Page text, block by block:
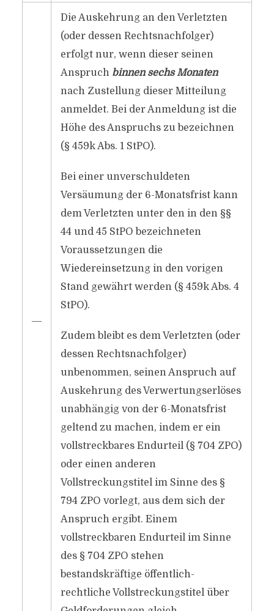
―
Die Auskehrung an den Verletzten
(oder dessen Rechtsnachfolger)
erfolgt nur, wenn dieser seinen
Anspruch binnen sechs Monaten
nach Zustellung dieser Mitteilung
anmeldet. Bei der Anmeldung ist die
Höhe des Anspruchs zu bezeichnen
(§ 459k Abs. 1 StPO).
Bei einer unverschuldeten
Versäumung der 6-Monatsfrist kann
dem Verletzten unter den in den §§
44 und 45 StPO bezeichneten
Voraussetzungen die
Wiedereinsetzung in den vorigen
Stand gewährt werden (§ 459k Abs. 4
StPO).
Zudem bleibt es dem Verletzten (oder
dessen Rechtsnachfolger)
unbenommen, seinen Anspruch auf
Auskehrung des Verwertungserlöses
unabhängig von der 6-Monatsfrist
geltend zu machen, indem er ein
vollstreckbares Endurteil (§ 704 ZPO)
oder einen anderen
Vollstreckungstitel im Sinne des §
794 ZPO vorlegt, aus dem sich der
Anspruch ergibt. Einem
vollstreckbaren Endurteil im Sinne
des § 704 ZPO stehen
bestandskräftige öffentlich-
rechtliche Vollstreckungstitel über